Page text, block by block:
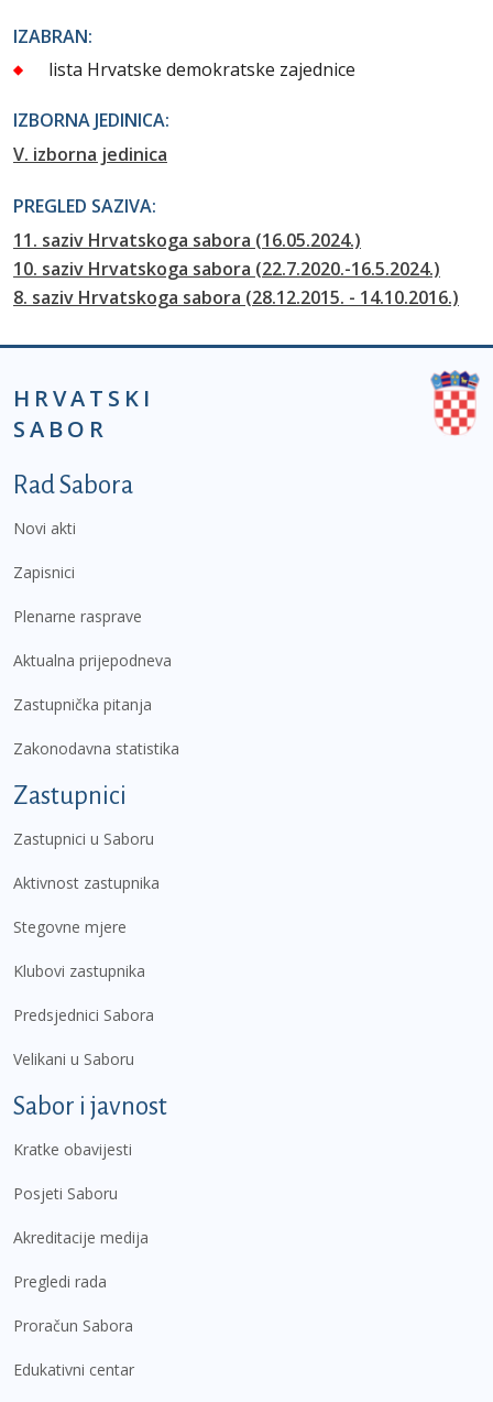
IZABRAN:
lista Hrvatske demokratske zajednice
IZBORNA JEDINICA:
V. izborna jedinica
PREGLED SAZIVA:
11. saziv Hrvatskoga sabora (16.05.2024.)
10. saziv Hrvatskoga sabora (22.7.2020.-16.5.2024.)
8. saziv Hrvatskoga sabora (28.12.2015. - 14.10.2016.)
HRVATSKI
SABOR
Podnožje prvi izbornik
Rad Sabora
Novi akti
Zapisnici
Plenarne rasprave
Aktualna prijepodneva
Zastupnička pitanja
Zakonodavna statistika
Zastupnici
Zastupnici u Saboru
Aktivnost zastupnika
Stegovne mjere
Klubovi zastupnika
Predsjednici Sabora
Velikani u Saboru
Sabor i javnost
Kratke obavijesti
Posjeti Saboru
Akreditacije medija
Pregledi rada
Proračun Sabora
Edukativni centar